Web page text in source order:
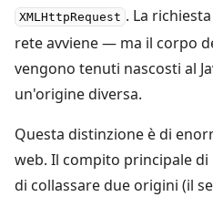
XMLHttpRequest . La
rete avviene — ma il corpo
vengono tenuti nascosti al
un'origine diversa.
Questa distinzione è di
web. Il compito principale
di collassare due origini (il